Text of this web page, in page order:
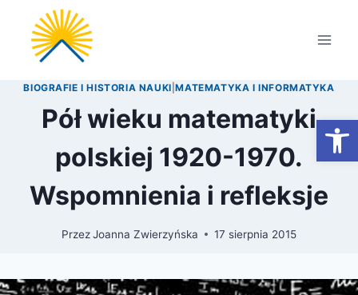
Przejdź
treści
BIOGRAFIE I HISTORIA NAUKI |MATEMATYKA I INFORMATYKA
Pół wieku matematyki
polskiej 1920-1970.
Wspomnienia i refleksje
PrzezJoanna Zwierzyńska 17 sierpnia 2015